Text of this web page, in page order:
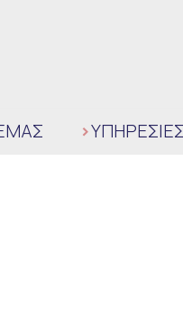
ΥΠΗΡΕΣΙΕΣ